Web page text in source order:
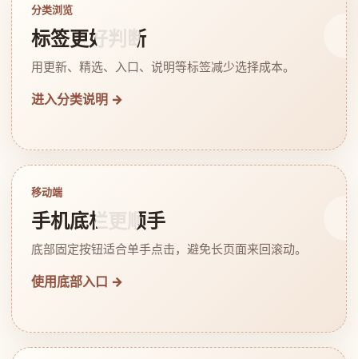
分类浏览
标签更好判断
用更新、精选、入口、说明等标签减少选择成本。
进入分类说明 →
移动端
手机底栏更顺手
底部固定按钮适合单手点击，避免长页面来回滚动。
使用底部入口 →